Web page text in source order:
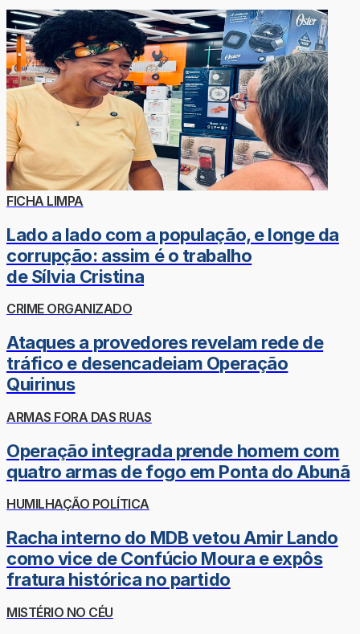
FICHA LIMPA
Lado a lado com a população, e longe da
corrupção: assim é o trabalho
de Sílvia Cristina
CRIME ORGANIZADO
Ataques a provedores revelam rede de
tráfico e desencadeiam Operação
Quirinus
ARMAS FORA DAS RUAS
Operação integrada prende homem com
quatro armas de fogo em Ponta do Abunã
HUMILHAÇÃO POLÍTICA
Racha interno do MDB vetou Amir Lando
como vice de Confúcio Moura e expôs
fratura histórica no partido
MISTÉRIO NO CÉU